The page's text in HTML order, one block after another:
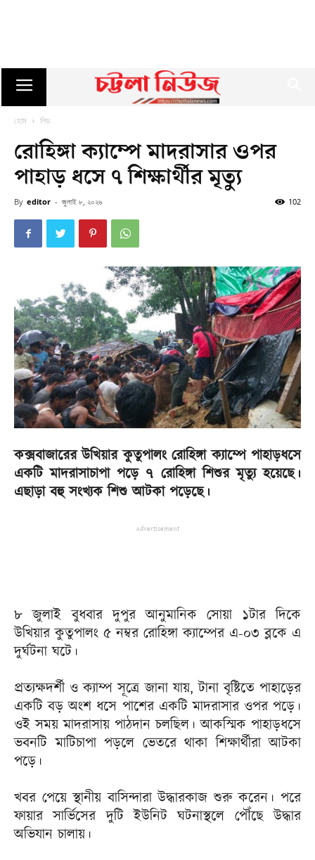
হোম লিড
রোহিঙ্গা ক্যাম্পে মাদরাসার ওপর
পাহাড় ধসে ৭ শিক্ষার্থীর মৃত্যু
By editor - জুলাই ৮, ২০২৬ 102
কক্সবাজারের উখিয়ার কুতুপালং রোহিঙ্গা ক্যাম্পে পাহাড়ধসে
একটি মাদরাসাচাপা পড়ে ৭ রোহিঙ্গা শিশুর মৃত্যু হয়েছে।
এছাড়া বহু সংখ্যক শিশু আটকা পড়েছে।
Advertisement
৮ জুলাই বুধবার দুপুর আনুমানিক সোয়া ১টার দিকে
উখিয়ার কুতুপালং ৫ নম্বর রোহিঙ্গা ক্যাম্পের এ-০৩ ব্লকে এ
দুর্ঘটনা ঘটে।
প্রত্যক্ষদর্শী ও ক্যাম্প সূত্রে জানা যায়, টানা বৃষ্টিতে পাহাড়ের
একটি বড় অংশ ধসে পাশের একটি মাদরাসার ওপর পড়ে।
ওই সময় মাদরাসায় পাঠদান চলছিল। আকস্মিক পাহাড়ধসে
ভবনটি মাটিচাপা পড়লে ভেতরে থাকা শিক্ষার্থীরা আটকা
পড়ে।
খবর পেয়ে স্থানীয় বাসিন্দারা উদ্ধারকাজ শুরু করেন। পরে
ফায়ার সার্ভিসের দুটি ইউনিট ঘটনাস্থলে পৌঁছে উদ্ধার
অভিযান চালায়।